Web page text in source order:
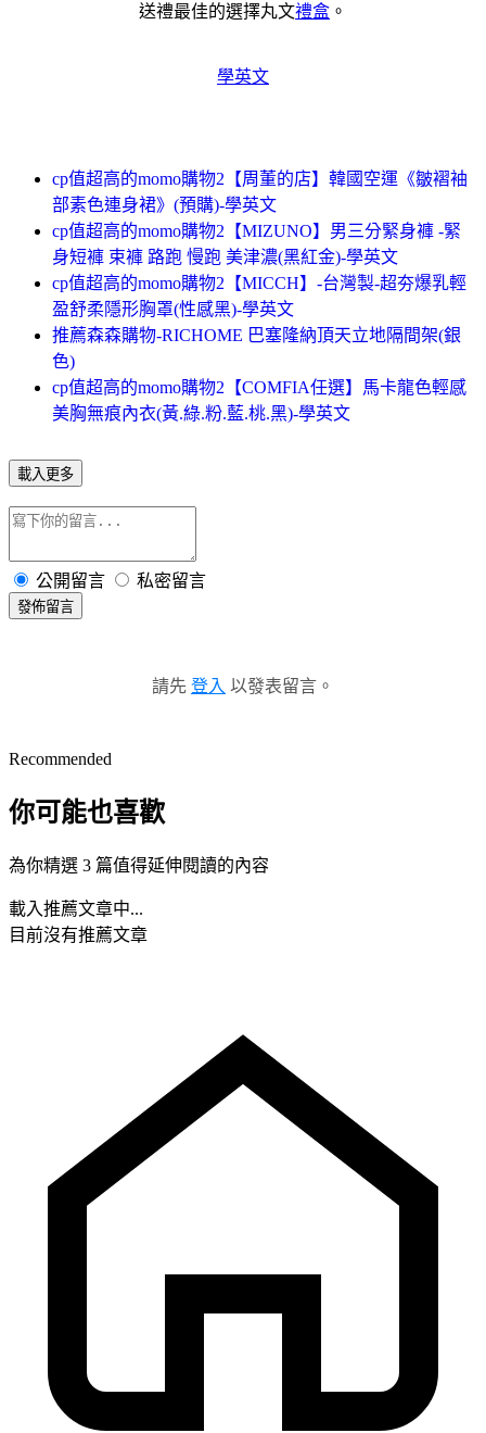
送禮最佳的選擇丸文禮盒 。
學英文
cp值超高的momo購物2【周董的店】韓國空運《皺褶袖
部素色連身裙》(預購)-學英文
cp值超高的momo購物2【MIZUNO】男三分緊身褲 -緊
身短褲 束褲 路跑 慢跑 美津濃(黑紅金)-學英文
cp值超高的momo購物2【MICCH】-台灣製-超夯爆乳輕
盈舒柔隱形胸罩(性感黑)-學英文
推薦森森購物-RICHOME 巴塞隆納頂天立地隔間架(銀
色)
cp值超高的momo購物2【COMFIA任選】馬卡龍色輕感
美胸無痕內衣(黃.綠.粉.藍.桃.黑)-學英文
載入更多
公開留言 私密留言
發佈留言
請先 登入 以發表留言。
Recommended
你可能也喜歡
為你精選 3 篇值得延伸閱讀的內容
載入推薦文章中...
目前沒有推薦文章